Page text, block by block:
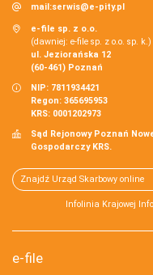
mail:serwis@e-pity.pl
e-file sp. z o.o.
(dawniej: e-file sp. z o.o. sp. k.)
ul. Jeziorańska 12
(60-461) Poznań
NIP: 7811934421
Regon: 365695953
KRS: 0001202973
Sąd Rejonowy Poznań
Gospodarczy KRS.
Znajdź Urząd Skarbowy online
Infolinia Krajowej
e-file